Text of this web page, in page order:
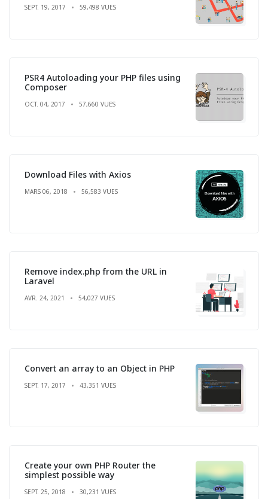
SEPT. 19, 2017 59,498 VUES
PSR4 Autoloading your PHP files using
Composer
OCT. 04, 2017 57,660 VUES
Download Files with Axios
MARS 06, 2018 56,583 VUES
Remove index.php from the URL in
Laravel
AVR. 24, 2021 54,027 VUES
Convert an array to an Object in PHP
SEPT. 17, 2017 43,351 VUES
Create your own PHP Router the
simplest possible way
SEPT. 25, 2018 30,231 VUES